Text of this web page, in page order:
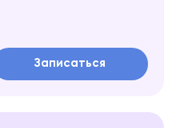
Записаться